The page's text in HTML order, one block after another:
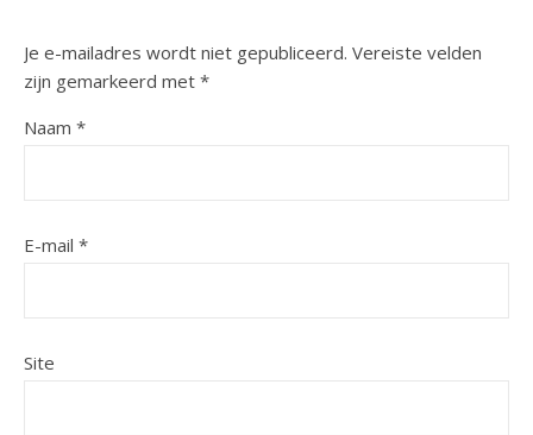
Je e-mailadres wordt niet gepubliceerd. Vereiste velden
zijn gemarkeerd met *
Naam *
E-mail *
Site